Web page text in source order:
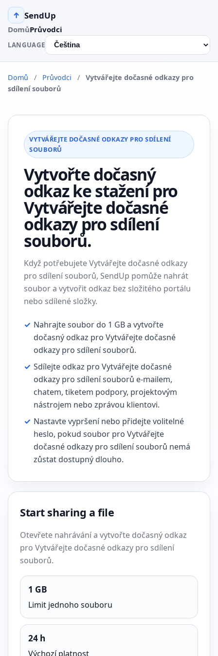
↑ SendUp
DomůPrůvodci
LANGUAGE
Domů / Průvodci /
Vytvářejte dočasné odkazy pro
sdílení souborů
VYTVÁŘEJTE DOČASNÉ ODKAZY PRO SDÍLENÍ
SOUBORŮ
Vytvořte dočasný
odkaz ke stažení pro
Vytvářejte dočasné
odkazy pro sdílení
souborů.
Když potřebujete Vytvářejte dočasné odkazy
pro sdílení souborů, SendUp pomůže nahrát
soubor a vytvořit odkaz bez složitého portálu
nebo sdílené složky.
✓ Nahrajte soubor do 1 GB a vytvořte
dočasný odkaz pro Vytvářejte dočasné
odkazy pro sdílení souborů.
✓ Sdílejte odkaz pro Vytvářejte dočasné
odkazy pro sdílení souborů e-mailem,
chatem, tiketem podpory, projektovým
nástrojem nebo zprávou klientovi.
✓ Nastavte vypršení nebo přidejte volitelné
heslo, pokud soubor pro Vytvářejte
dočasné odkazy pro sdílení souborů nemá
zůstat dostupný dlouho.
Start sharing a file
Otevřete nahrávání a vytvořte dočasný odkaz
pro Vytvářejte dočasné odkazy pro sdílení
souborů.
1 GB
Limit jednoho souboru
24 h
Výchozí platnost